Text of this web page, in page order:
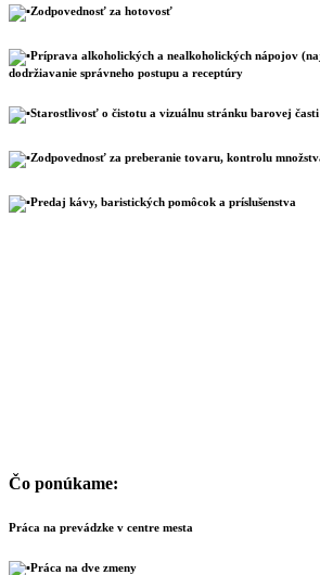
Zodpovednosť za hotovosť
Príprava alkoholických a nealkoholických nápojov
dodržiavanie správneho postupu a receptúry
Starostlivosť o čistotu a vizuálnu stránku barovej časti
Zodpovednosť za preberanie tovaru, kontrolu
Predaj kávy, baristických pomôcok a príslušenstva
Čo ponúkame:
Práca na prevádzke v centre mesta
Práca na dve zmeny